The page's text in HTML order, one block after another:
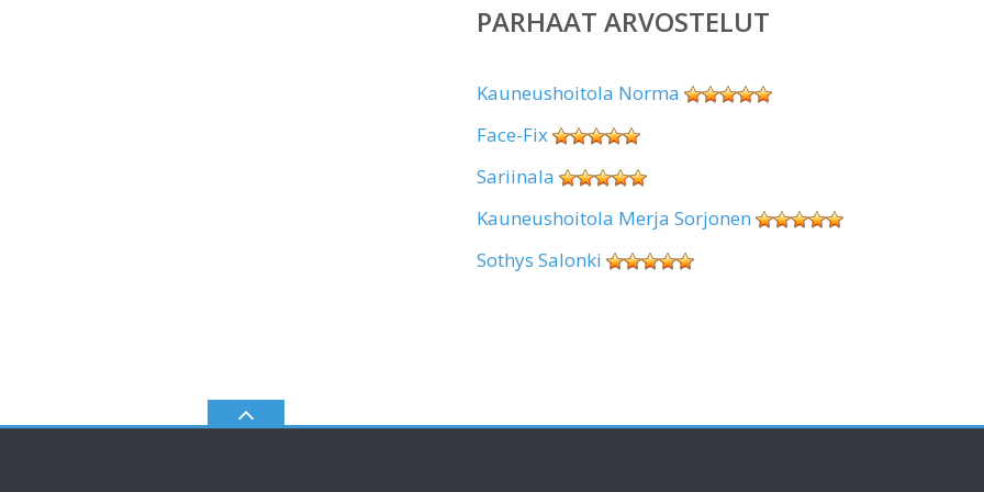
PARHAAT ARVOSTELUT
Kauneushoitola Norma
Face-Fix
Sariinala
Kauneushoitola Merja Sorjonen
Sothys Salonki